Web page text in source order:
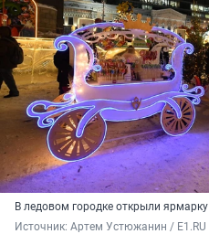
В ледовом городке открыли ярмарку
Источник: Артем Устюжанин / E1.RU